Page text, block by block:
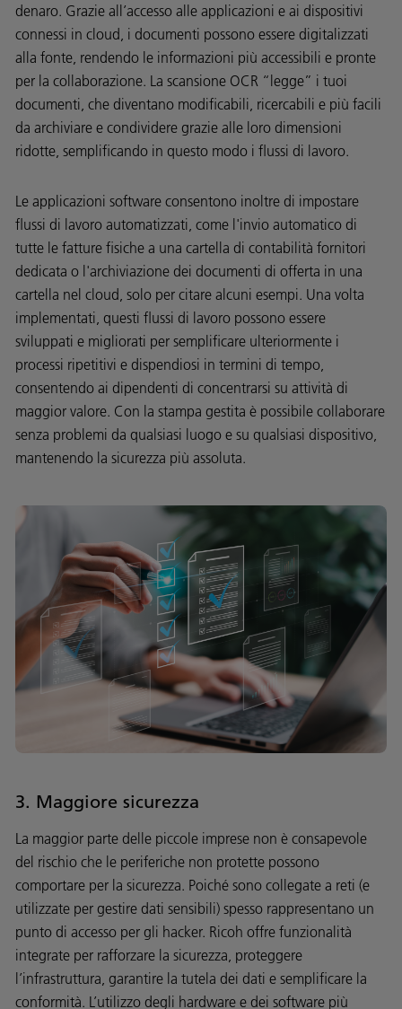
denaro. Grazie all’accesso alle applicazioni e ai dispositivi
connessi in cloud, i documenti possono essere digitalizzati
alla fonte, rendendo le informazioni più accessibili e pronte
per la collaborazione. La scansione OCR “legge” i tuoi
documenti, che diventano modificabili, ricercabili e più facili
da archiviare e condividere grazie alle loro dimensioni
ridotte, semplificando in questo modo i flussi di lavoro.
Le applicazioni software consentono inoltre di impostare
flussi di lavoro automatizzati, come l'invio automatico di
tutte le fatture fisiche a una cartella di contabilità fornitori
dedicata o l'archiviazione dei documenti di offerta in una
cartella nel cloud, solo per citare alcuni esempi. Una volta
implementati, questi flussi di lavoro possono essere
sviluppati e migliorati per semplificare ulteriormente i
processi ripetitivi e dispendiosi in termini di tempo,
consentendo ai dipendenti di concentrarsi su attività di
maggior valore. Con la stampa gestita è possibile collaborare
senza problemi da qualsiasi luogo e su qualsiasi dispositivo,
mantenendo la sicurezza più assoluta.
3. Maggiore sicurezza
La maggior parte delle piccole imprese non è consapevole
del rischio che le periferiche non protette possono
comportare per la sicurezza. Poiché sono collegate a reti (e
utilizzate per gestire dati sensibili) spesso rappresentano un
punto di accesso per gli hacker. Ricoh offre funzionalità
integrate per rafforzare la sicurezza, proteggere
l’infrastruttura, garantire la tutela dei dati e semplificare la
conformità. L’utilizzo degli hardware e dei software più